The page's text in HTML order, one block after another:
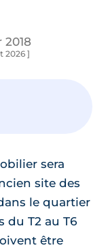
2026 ]
sera
site des
le quartier
du T2 au T6
être